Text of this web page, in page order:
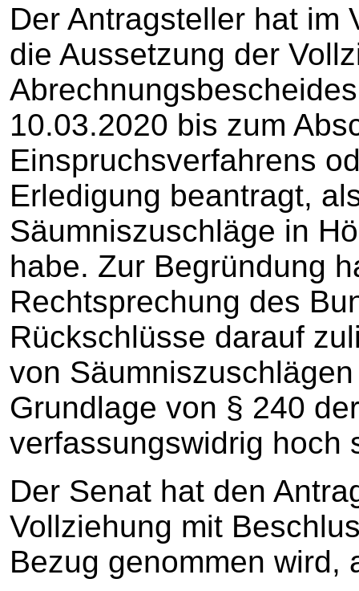
Der Antragsteller hat im
die Aussetzung der
10.03.2020 bis zum
Einspruchsverfahrens
Erledigung beantragt,
Säumniszuschläge in
habe. Zur Begründung
Rechtsprechung des
Rückschlüsse darauf
von
Grundlage von § 240
verfassungswidrig hoch
Der Senat hat den
Vollziehung mit
Bezug genommen wird,